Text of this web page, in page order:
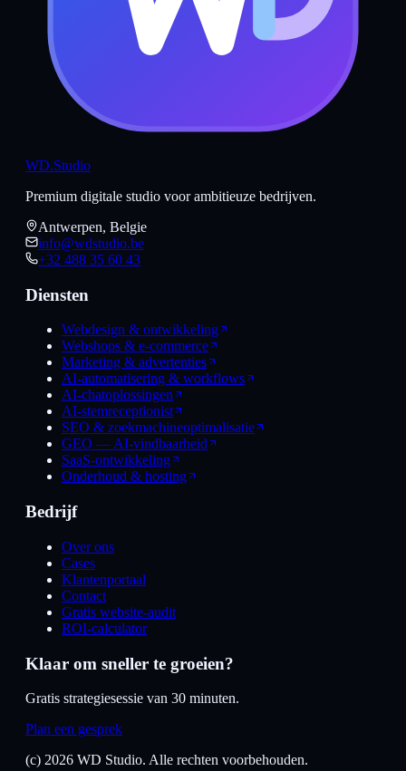
WD.Studio
Premium digitale studio voor ambitieuze bedrijven.
Antwerpen, Belgie
info@wdstudio.be
+32 488 35 60 43
Diensten
Webdesign & ontwikkeling
Webshops & e-commerce
Marketing & advertenties
AI-automatisering & workflows
AI-chatoplossingen
AI-stemreceptionist
SEO & zoekmachineoptimalisatie
GEO — AI-vindbaarheid
SaaS-ontwikkeling
Onderhoud & hosting
Bedrijf
Over ons
Cases
Klantenportaal
Contact
Gratis website-audit
ROI-calculator
Klaar om sneller te groeien?
Gratis strategiesessie van 30 minuten.
Plan een gesprek
(c) 2026 WD Studio. Alle rechten voorbehouden.